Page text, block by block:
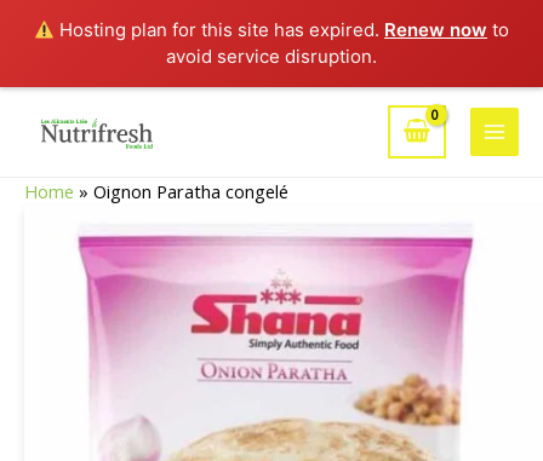
Hosting plan for this site has expired. Renew now to
avoid service disruption.
Main
Home » Oignon Paratha congelé